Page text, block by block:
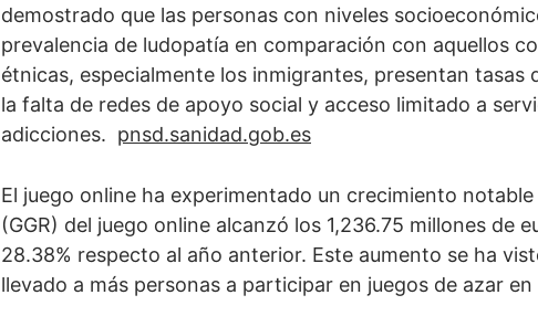
demostrado que las personas con niveles
prevalencia de ludopatía en comparación con aquellos
étnicas, especialmente los inmigrantes, presentan tasas
la falta de redes de apoyo social y acceso limitado a
adicciones. pnsd.sanidad.gob.es
El juego online ha experimentado un crecimiento
(GGR) del juego online alcanzó los 1,236.75 millones de
28.38% respecto al año anterior. Este aumento se ha
llevado a más personas a participar en juegos de azar en